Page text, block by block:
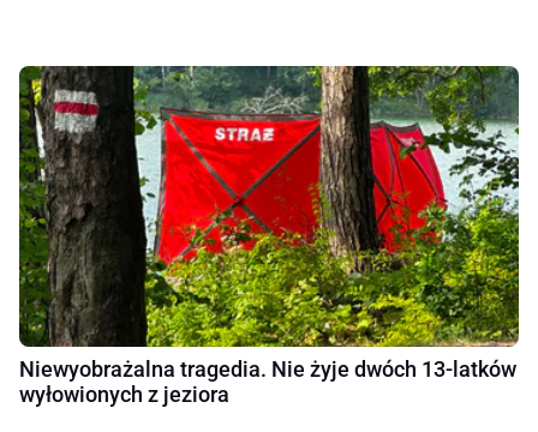
Niewyobrażalna tragedia. Nie żyje dwóch 13-latków
wyłowionych z jeziora